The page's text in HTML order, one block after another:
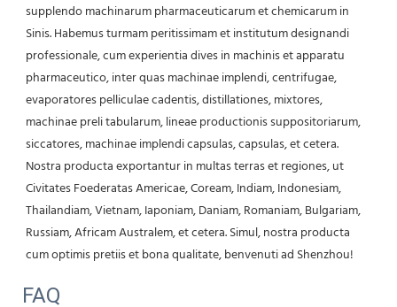
supplendo machinarum pharmaceuticarum et chemicarum in
Sinis. Habemus turmam peritissimam et institutum designandi
professionale, cum experientia dives in machinis et apparatu
pharmaceutico, inter quas machinae implendi, centrifugae,
evaporatores pelliculae cadentis, distillationes, mixtores,
machinae preli tabularum, lineae productionis suppositoriarum,
siccatores, machinae implendi capsulas, capsulas, et cetera.
Nostra producta exportantur in multas terras et regiones, ut
Civitates Foederatas Americae, Coream, Indiam, Indonesiam,
Thailandiam, Vietnam, Iaponiam, Daniam, Romaniam, Bulgariam,
Russiam, Africam Australem, et cetera. Simul, nostra producta
cum optimis pretiis et bona qualitate, benvenuti ad Shenzhou!
FAQ